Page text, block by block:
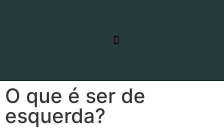
O que é ser de
esquerda?